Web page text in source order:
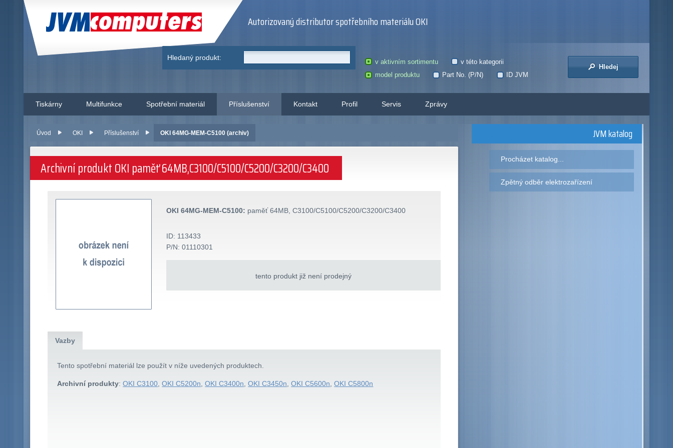
JVM Computers Autorizovaný distributor spotřebního materiálu OKI
Hledaný produkt:
v aktivním sortimentu
v této kategorii
model produktu
Part No. (P/N) ID JVM
Hledej
Tiskárny Multifunkce Spotřební materiál Příslušenství Kontakt Profil Servis Zprávy
Úvod OKI Příslušenství OKI 64MG-MEM-C5100 (archiv)
Archivní produkt OKI paměť 64MB,C3100/C5100/C5200/C3200/C3400
OKI 64MG-MEM-C5100: paměť 64MB, C3100/C5100/C5200/C3200/C3400
ID: 113433
P/N: 01110301
tento produkt již není prodejný
Vazby
Tento spotřební materiál lze použít v níže uvedených produktech.
Archivní produkty:OKI C3100,OKI C5200n,OKI C3400n,OKI C3450n,OKI C5600n,OKI C5800n
JVM katalog
Procházet katalog...
Zpětný odběr elektrozařízení